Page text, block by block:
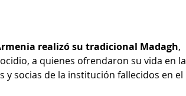
realizó su tradicional Madagh,
a quienes ofrendaron su vida en la
y socias de la institución fallecidos en el